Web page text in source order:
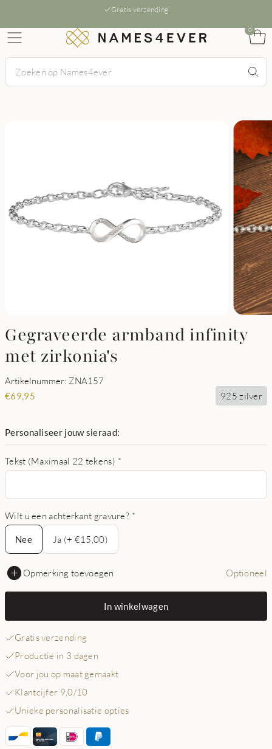
Gratis verzending
0
Gegraveerde armband infinity
met zirkonia's
Artikelnummer: ZNA157
€69,95 925 zilver
Personaliseer jouw sieraad:
Tekst (Maximaal 22 tekens) *
Wilt u een achterkant gravure? *
Nee
Nee
Ja (+ €15,00)
Opmerking toevoegen Optioneel
In winkelwagen
Gratis verzending
Productie in 3 dagen
Voor jou op maat gemaakt
Klantcijfer 9,0/10
Unieke personalisatie opties